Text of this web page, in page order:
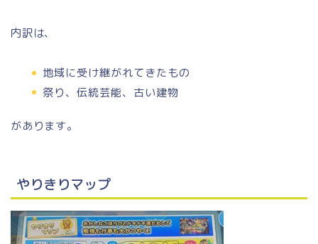
内訳は、
地域に受け継がれてきたもの
祭り、伝統芸能、古い建物
があります。
やりきりマップ